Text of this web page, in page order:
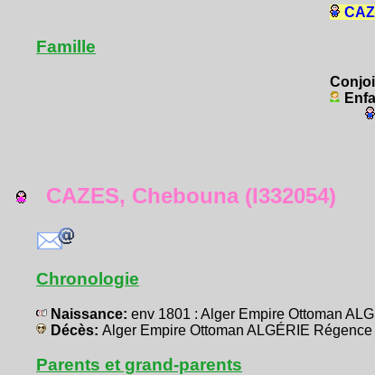
Famille
CAZES, Chebouna (I332054)
Chronologie
Naissance: env 1801 : Alger Empire Ottoman
Décès: Alger Empire Ottoman ALGÉRIE Régence
Parents et grand-parents